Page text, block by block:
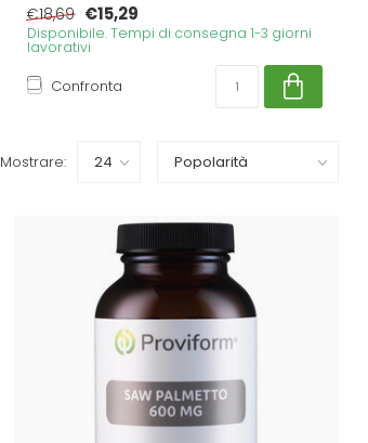
€18,69 €15,29
Disponibile. Tempi di consegna 1-3 giorni
lavorativi
Confronta
Mostrare: